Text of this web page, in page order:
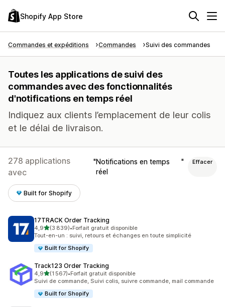
Shopify App Store
Commandes et expéditions Commandes Suivi des commandes
Toutes les applications de suivi des
commandes avec des fonctionnalités
d'notifications en temps réel
Indiquez aux clients l’emplacement de leur colis
et le délai de livraison.
278 applications
avec
Notifications en temps
réel
Effacer
Built for Shopify
17TRACK Order Tracking
4,9étoile(s) sur 5
(3 839)
3839 avis au total
•Forfait gratuit disponible
Tout-en-un : suivi, retours et échanges en toute simplicité
Built for Shopify
Track123 Order Tracking
4,9étoile(s) sur 5
(1 567)
1567 avis au total
•Forfait gratuit disponible
Suivi de commande, Suivi colis, suivre commande, mail commande
Built for Shopify